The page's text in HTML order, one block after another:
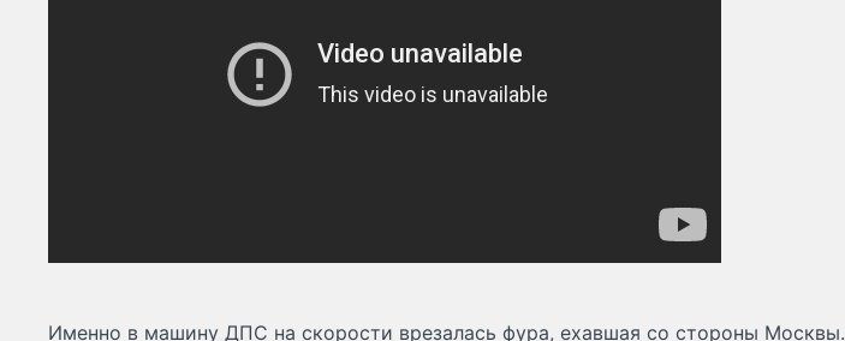
Именно в машину ДПС на скорости врезалась фура, ехавшая со стороны Москвы.